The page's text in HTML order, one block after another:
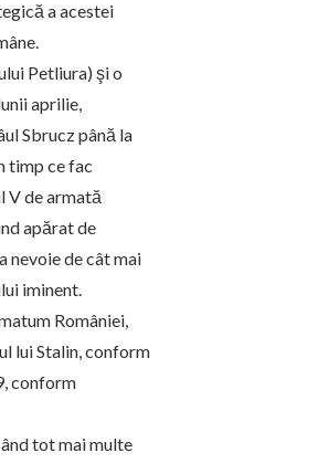
a acestei
Petliura) şi o
aprilie,
Sbrucz până la
timp ce fac
V de armată
apărat de
nevoie de cât mai
iminent.
României,
lui Stalin, conform
conform
tot mai multe